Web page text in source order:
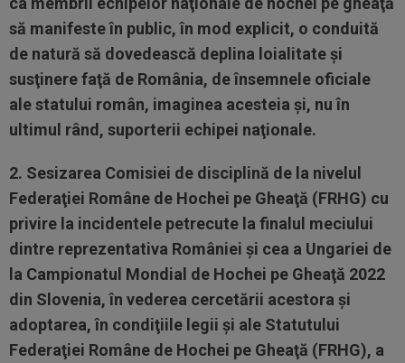
să manifeste în public, în mod explicit, o conduită
de natură să dovedească deplina loialitate şi
susţinere faţă de România, de însemnele oficiale
ale statului român, imaginea acesteia şi, nu în
ultimul rând, suporterii echipei naţionale.
2. Sesizarea Comisiei de disciplină de la nivelul
Federaţiei Române de Hochei pe Gheaţă (FRHG) cu
privire la incidentele petrecute la finalul meciului
dintre reprezentativa României şi cea a Ungariei de
la Campionatul Mondial de Hochei pe Gheaţă 2022
din Slovenia, în vederea cercetării acestora şi
adoptarea, în condiţiile legii şi ale Statutului
Federaţiei Române de Hochei pe Gheaţă (FRHG), a